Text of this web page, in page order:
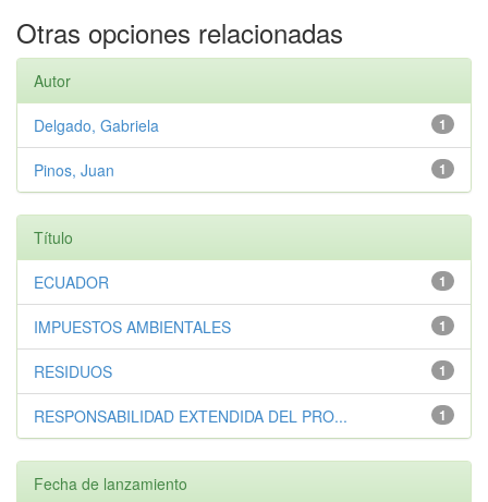
Otras opciones relacionadas
Autor
1
Delgado, Gabriela
1
Pinos, Juan
Título
1
ECUADOR
1
IMPUESTOS AMBIENTALES
1
RESIDUOS
1
RESPONSABILIDAD EXTENDIDA DEL PRO...
Fecha de lanzamiento